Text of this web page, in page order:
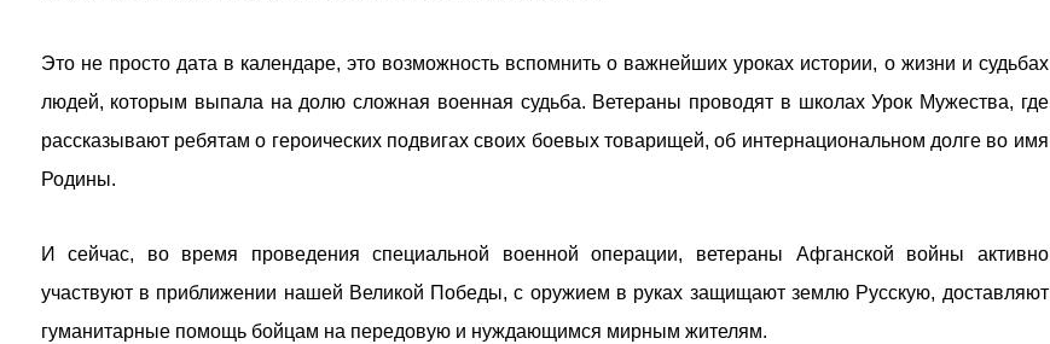
Это не просто дата в календаре, это возможность вспомнить о важнейших уроках истории, о жизни и судьбах
людей, которым выпала на долю сложная военная судьба. Ветераны проводят в школах Урок Мужества, где
рассказывают ребятам о героических подвигах своих боевых товарищей, об интернациональном долге во имя
Родины.
И сейчас, во время проведения специальной военной операции, ветераны Афганской войны активно
участвуют в приближении нашей Великой Победы, с оружием в руках защищают землю Русскую, доставляют
гуманитарные помощь бойцам на передовую и нуждающимся мирным жителям.